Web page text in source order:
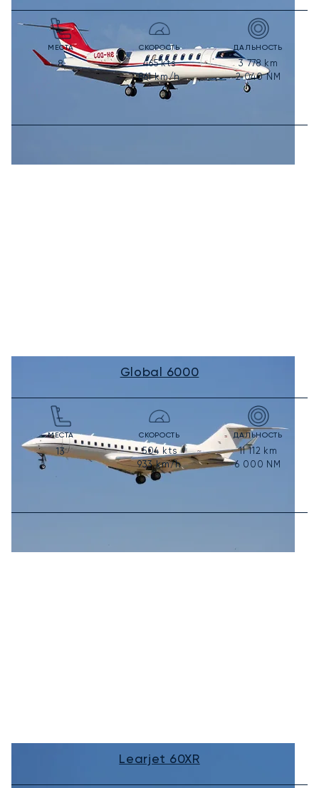
МЕСТА
8
СКОРОСТЬ
465kts
861km/h
ДАЛЬНОСТЬ
3 778km
2 040NM
Global 6000
МЕСТА
13
СКОРОСТЬ
504 kts
933km/h
ДАЛЬНОСТЬ
11 112 km
6 000 NM
Learjet 60XR